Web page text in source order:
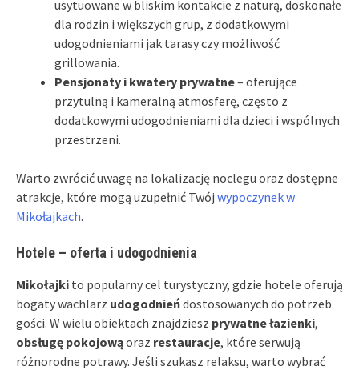
usytuowane w bliskim kontakcie z naturą, doskonałe
dla rodzin i większych grup, z dodatkowymi
udogodnieniami jak tarasy czy możliwość
grillowania.
Pensjonaty i kwatery prywatne– oferujące
przytulną i kameralną atmosferę, często z
dodatkowymi udogodnieniami dla dzieci i wspólnych
przestrzeni.
Warto zwrócić uwagę na lokalizację noclegu oraz dostępne
atrakcje, które mogą uzupełnić Twój wypoczynek w
Mikołajkach.
Hotele – oferta i udogodnienia
Mikołajki to popularny cel turystyczny, gdzie hotele oferują
bogaty wachlarz udogodnieńdostosowanych do potrzeb
gości. W wielu obiektach znajdziesz prywatne łazienki,
obsługę pokojowąoraz restauracje, które serwują
różnorodne potrawy. Jeśli szukasz relaksu, warto wybrać